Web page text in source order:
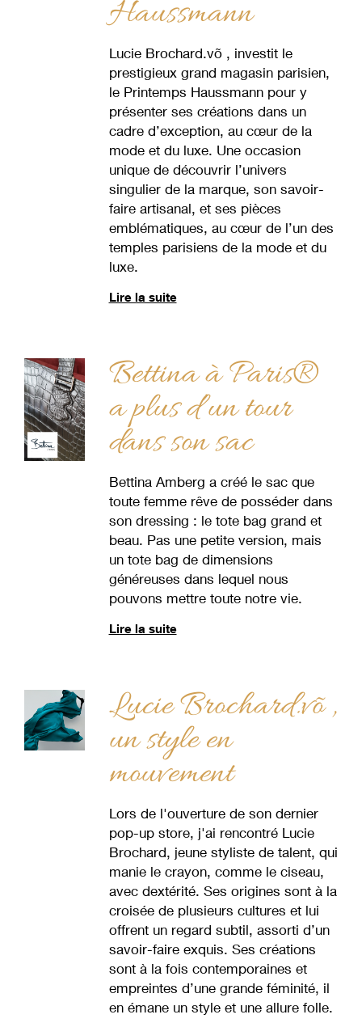
Haussmann
Lucie Brochard.võ , investit le
prestigieux grand magasin parisien,
le Printemps Haussmann pour y
présenter ses créations dans un
cadre d’exception, au cœur de la
mode et du luxe. Une occasion
unique de découvrir l’univers
singulier de la marque, son savoir-
faire artisanal, et ses pièces
emblématiques, au cœur de l’un des
temples parisiens de la mode et du
luxe.
Lire la suite
Bettina à Paris®
a plus d’un tour
dans son sac
Bettina Amberg a créé le sac que
toute femme rêve de posséder dans
son dressing : le tote bag grand et
beau. Pas une petite version, mais
un tote bag de dimensions
généreuses dans lequel nous
pouvons mettre toute notre vie.
Lire la suite
Lucie Brochard.võ ,
un style en
mouvement
Lors de l'ouverture de son dernier
pop-up store, j'ai rencontré Lucie
Brochard, jeune styliste de talent, qui
manie le crayon, comme le ciseau,
avec dextérité. Ses origines sont à la
croisée de plusieurs cultures et lui
offrent un regard subtil, assorti d’un
savoir-faire exquis. Ses créations
sont à la fois contemporaines et
empreintes d’une grande féminité, il
en émane un style et une allure folle.